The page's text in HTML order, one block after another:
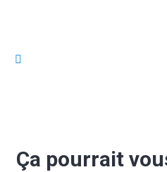
Ça pourrait